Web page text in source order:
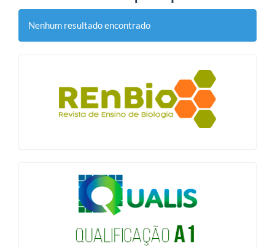
Nenhum resultado encontrado